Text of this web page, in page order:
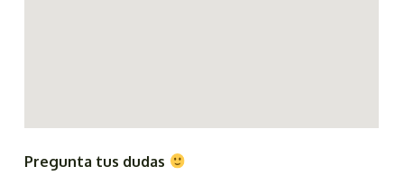
Pregunta tus dudas